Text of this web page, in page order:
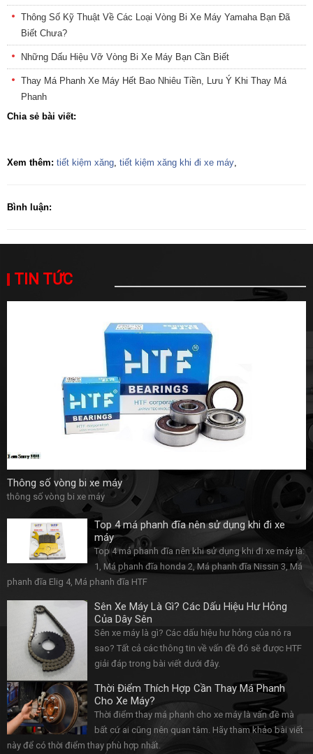
Thông Số Kỹ Thuật Về Các Loại Vòng Bi Xe Máy Yamaha Bạn Đã
Biết Chưa?
Những Dấu Hiệu Vỡ Vòng Bi Xe Máy Bạn Cần Biết
Thay Má Phanh Xe Máy Hết Bao Nhiêu Tiền, Lưu Ý Khi Thay Má
Phanh
Chia sẻ bài viết:
Xem thêm: tiết kiệm xăng, tiết kiệm xăng khi đi xe máy,
Bình luận:
TIN TỨC
Thông số vòng bi xe máy
thông số vòng bi xe máy
Top 4 má phanh đĩa nên sử dụng khi đi xe
máy
Top 4 má phanh đĩa nên khi sử dụng khi đi xe máy là:
1, Má phanh đĩa honda 2, Má phanh đĩa Nissin 3, Má
phanh đĩa Elig 4, Má phanh đĩa HTF
Sên Xe Máy Là Gì? Các Dấu Hiệu Hư Hỏng
Của Dây Sên
Sên xe máy là gì? Các dấu hiệu hư hỏng của nó ra
sao? Tất cả các thông tin về vấn đề đó sẽ được HTF
giải đáp trong bài viết dưới đây.
Thời Điểm Thích Hợp Cần Thay Má Phanh
Cho Xe Máy?
Thời điểm thay má phanh cho xe máy là vấn đề mà
bất cứ ai cũng nên quan tâm. Hãy tham khảo bài viết
này để có thời điểm thay phù hợp nhất.